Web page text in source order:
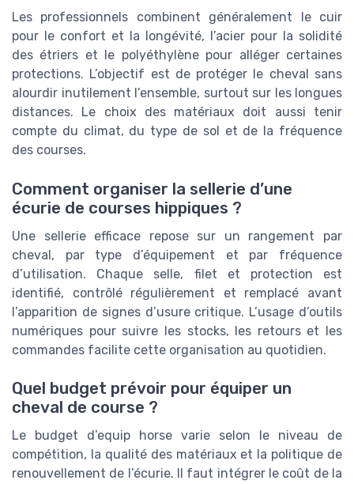
Les professionnels combinent généralement le cuir
pour le confort et la longévité, l’acier pour la solidité
des étriers et le polyéthylène pour alléger certaines
protections. L’objectif est de protéger le cheval sans
alourdir inutilement l’ensemble, surtout sur les longues
distances. Le choix des matériaux doit aussi tenir
compte du climat, du type de sol et de la fréquence
des courses.
Comment organiser la sellerie d’une
écurie de courses hippiques ?
Une sellerie efficace repose sur un rangement par
cheval, par type d’équipement et par fréquence
d’utilisation. Chaque selle, filet et protection est
identifié, contrôlé régulièrement et remplacé avant
l’apparition de signes d’usure critique. L’usage d’outils
numériques pour suivre les stocks, les retours et les
commandes facilite cette organisation au quotidien.
Quel budget prévoir pour équiper un
cheval de course ?
Le budget d’equip horse varie selon le niveau de
compétition, la qualité des matériaux et la politique de
renouvellement de l’écurie. Il faut intégrer le coût de la